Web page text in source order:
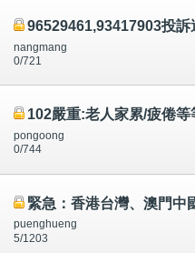
96529461,93417903投訴過聯絡的人。堅持一次過一碗湯,80歲
nangmang
0/721
102嚴重:老人家累/疲倦等等,只認得常見的人?
pongoong
0/744
緊急：香港台灣、澳門中國、英國
puenghueng
5/1203